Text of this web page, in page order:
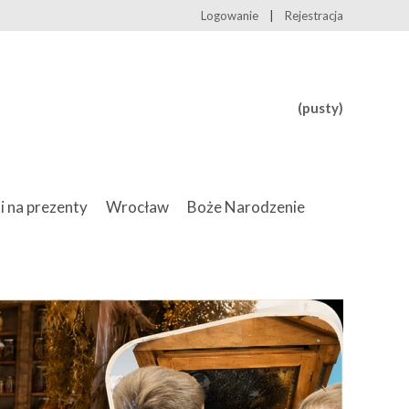
Logowanie Rejestracja
(pusty)
na prezenty Wrocław Boże Narodzenie